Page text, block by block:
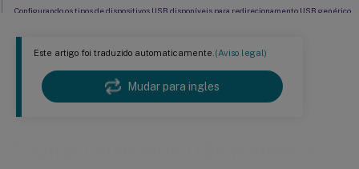
Este artigo foi traduzido automaticamente.(Aviso legal)
Mudar para ingles
Configurando os tipos de dispositivos USB disponíveis para redirecionamento USB genérico
Controles de segurança para dispositivos de armazenamento em massa USB